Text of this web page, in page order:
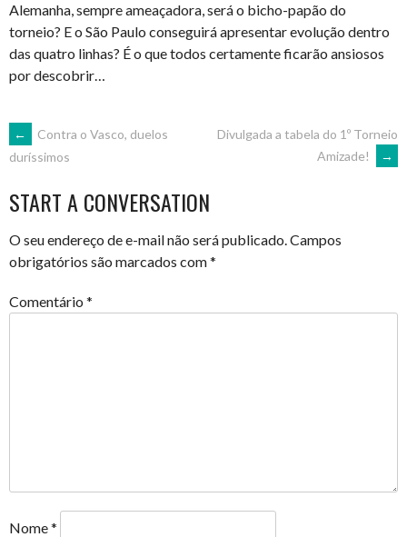
Alemanha, sempre ameaçadora, será o bicho-papão do
torneio? E o São Paulo conseguirá apresentar evolução dentro
das quatro linhas? É o que todos certamente ficarão ansiosos
por descobrir…
POST
NAVIGATION
←
Contra o Vasco, duelos
duríssimos
Divulgada a tabela do 1º Torneio
Amizade!
→
START A CONVERSATION
O seu endereço de e-mail não será publicado.Campos
obrigatórios são marcados com*
Comentário *
Nome*